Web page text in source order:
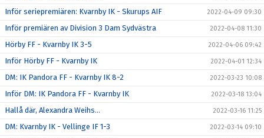
Inför seriepremiären: Kvarnby IK - Skurups AIF 2022-04-09 09:30
Inför premiären av Division 3 Dam Sydvästra 2022-04-08 11:30
Hörby FF - Kvarnby IK 3-5 2022-04-06 09:42
Inför Hörby FF - Kvarnby IK 2022-04-01 12:34
DM: IK Pandora FF - Kvarnby IK 8-2 2022-03-23 10:08
Inför DM: IK Pandora FF - Kvarnby IK 2022-03-18 13:04
Hallå där, Alexandra Weihs... 2022-03-16 11:25
DM: Kvarnby IK - Vellinge IF 1-3 2022-03-14 09:10